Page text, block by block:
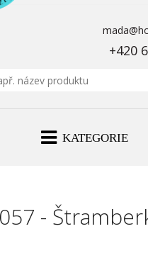
+420
KATEGORIE
-